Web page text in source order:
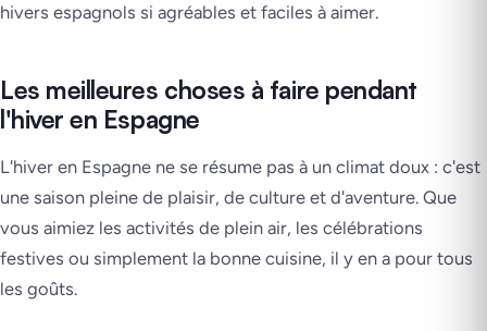
hivers espagnols si agréables et faciles à aimer.
Les meilleures choses à faire pendant
l'hiver en Espagne
L'hiver en Espagne ne se résume pas à un climat doux : c'est
une saison pleine de plaisir, de culture et d'aventure. Que
vous aimiez les activités de plein air, les célébrations
festives ou simplement la bonne cuisine, il y en a pour tous
les goûts.